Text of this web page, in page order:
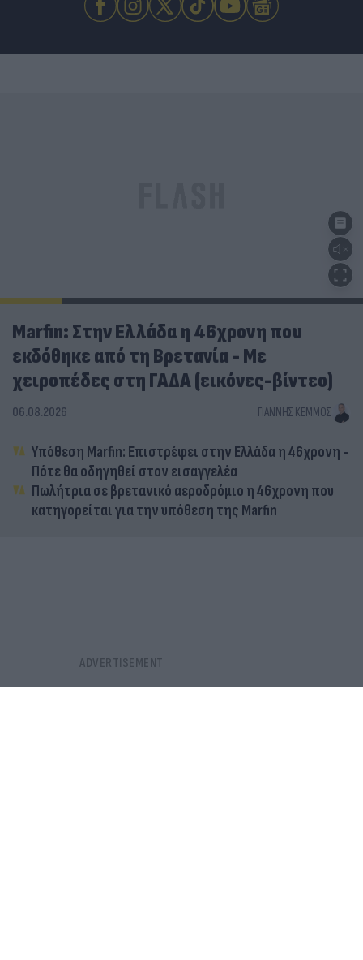
Marfin: Στην Ελλάδα η 46χρονη που
εκδόθηκε από τη Βρετανία - Με
χειροπέδες στη ΓΑΔΑ (εικόνες-βίντεο)
06.08.2026 ΓΙΆΝΝΗΣ ΚΈΜΜΟΣ
Υπόθεση Marfin: Επιστρέφει στην Ελλάδα η 46χρονη -
Πότε θα οδηγηθεί στον εισαγγελέα
Πωλήτρια σε βρετανικό αεροδρόμιο η 46χρονη που
κατηγορείται για την υπόθεση της Marfin